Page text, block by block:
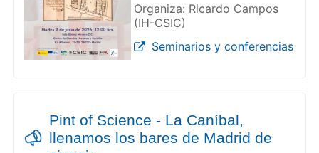
Organiza: Ricardo Campos
(IH-CSIC)
Seminarios y conferencias
Pint of Science - La Caníbal,
llenamos los bares de Madrid de